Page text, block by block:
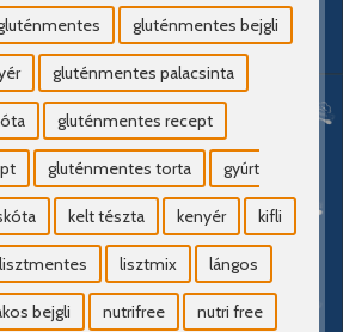
gluténmentes bejgli
gluténmentes palacsinta
gluténmentes recept
gluténmentes torta gyúrt
kelt tészta kenyér kifli
lisztmentes lisztmix lángos
bejgli nutrifree nutri free